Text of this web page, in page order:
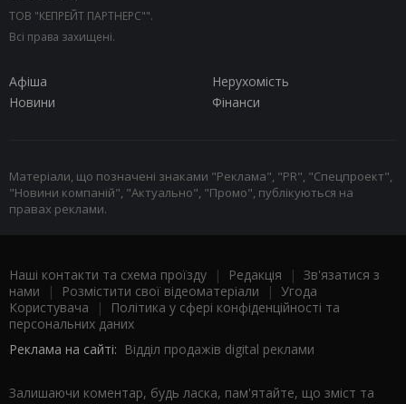
ТОВ "КЕПРЕЙТ ПАРТНЕРС"".
Всі права захищені.
Афіша
Нерухомість
Новини
Фінанси
Матеріали, що позначені знаками "Реклама", "PR", "Спецпроект",
"Новини компаній", "Актуально", "Промо", публікуються на
правах реклами.
Наші контакти та схема проїзду | Редакція | Зв'язатися з
нами | Розмістити свої відеоматеріали | Угода
Користувача |
Політика у сфері конфіденційності та
персональних даних
Реклама на сайті: Відділ продажів digital реклами
Залишаючи коментар, будь ласка, пам'ятайте, що зміст та